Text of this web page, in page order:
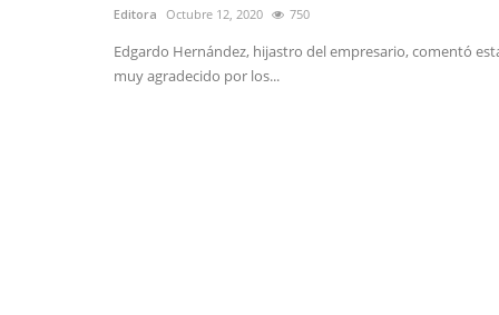
Editora Octubre 12, 2020 750
Edgardo Hernández, hijastro del empresario, comentó
muy agradecido por los...